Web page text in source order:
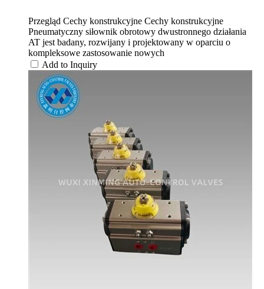
Przegląd Cechy konstrukcyjne Cechy konstrukcyjne
Pneumatyczny siłownik obrotowy dwustronnego działania
AT jest badany, rozwijany i projektowany w oparciu o
kompleksowe zastosowanie nowych
Add to Inquiry